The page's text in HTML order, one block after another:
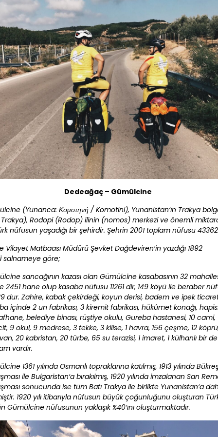
Dedeağaç – Gümülcine
(Yunanca: Κομοτηνή / Komotini), Yunanistan‘ın Trakya
Trakya), Rodopi (Rodop) ilinin (nomos) merkezi ve önemli
nüfusun yaşadığı bir şehirdir. Şehrin 2001 toplam nüfusu
VilayetMatbaası MüdürüŞevket Dağdeviren‘in yazdığı 1892
salnameye göre;
sancağının kazası olan Gümülcine kasabasının 32
2451 hane olup kasaba nüfusu 11261 dir, 149 köyü ile beraber
dur. Zahire, kabak çekirdeği, koyun derisi, badem ve ipek ticareti
içinde 2 un fabrikası, 3 kiremit fabrikası, hükûmet konağı,
belediye binası, rüştiye okulu, Gureba hastanesi, 10 cami,
9 okul, 9 medrese, 3 tekke, 3 kilise, 1 havra, 156 çeşme, 12
20 kabristan, 20 türbe, 65 su terazisi, 1 imaret, 1 külhanlı bir de
vardır.
1361 yılındaOsmanlı topraklarına katılmış, 1913 yılında
ileBulgaristan‘a bırakılmış, 1920 yılında imzalanan San
sonucunda ise tümBatı Trakya ile birlikte Yunanistan‘a
1920 yılı itibarıyla nüfusun büyük çoğunluğunu oluşturan
Gümülcine nüfusunun yaklaşık %40’ını oluşturmaktadır.